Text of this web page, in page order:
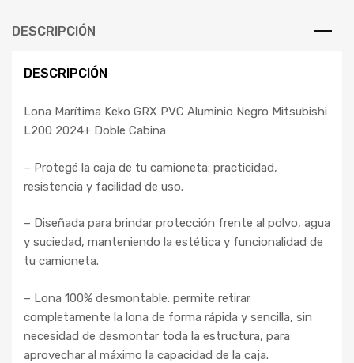
DESCRIPCIÓN
DESCRIPCIÓN
Lona Marítima Keko GRX PVC Aluminio Negro Mitsubishi
L200 2024+ Doble Cabina
– Protegé la caja de tu camioneta: practicidad,
resistencia y facilidad de uso.
– Diseñada para brindar protección frente al polvo, agua
y suciedad, manteniendo la estética y funcionalidad de
tu camioneta.
– Lona 100% desmontable: permite retirar
completamente la lona de forma rápida y sencilla, sin
necesidad de desmontar toda la estructura, para
aprovechar al máximo la capacidad de la caja.